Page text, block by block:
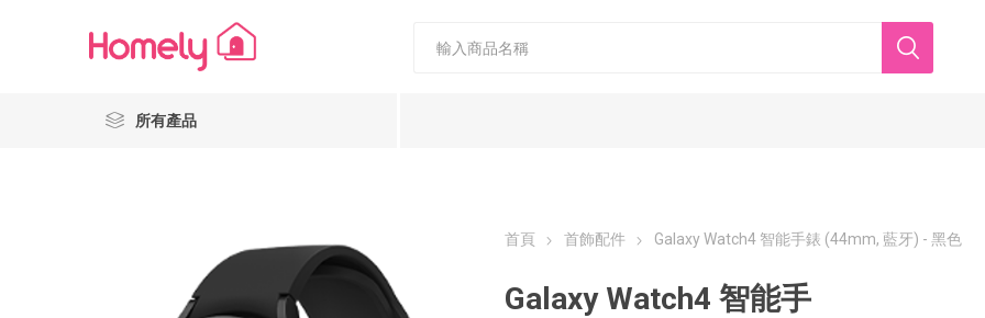
所有產品
首頁 首飾配件 Galaxy Watch4 智能手錶 (44mm, 藍牙) - 黑色
Galaxy Watch4 智能手